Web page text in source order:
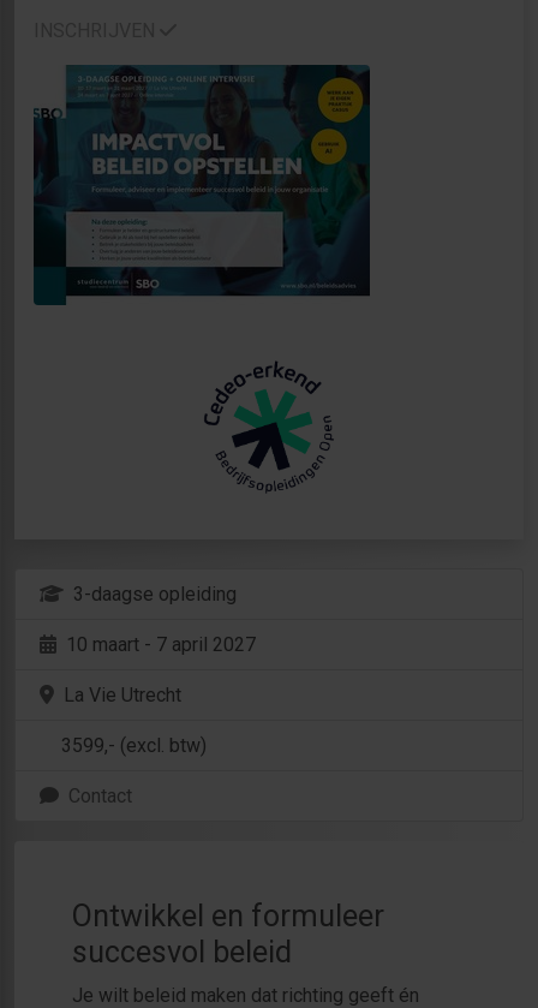
3-daagse opleiding
10 maart - 7 april 2027
La Vie Utrecht
3599,- (excl. btw)
Contact
Ontwikkel en formuleer
succesvol beleid
Je wilt beleid maken dat richting geeft én